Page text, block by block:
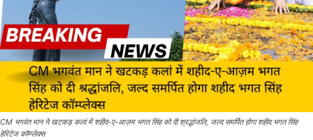
CM भगवंत मान ने खटकड़ कलां में शहीद-ए-आज़म भगत सिंह को दी श्रद्धांजलि, जल्द समर्पित होगा शहीद भगत सिंह
हेरिटेज कॉम्प्लेक्स